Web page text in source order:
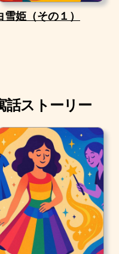
雪姫（その１）
話ストーリー